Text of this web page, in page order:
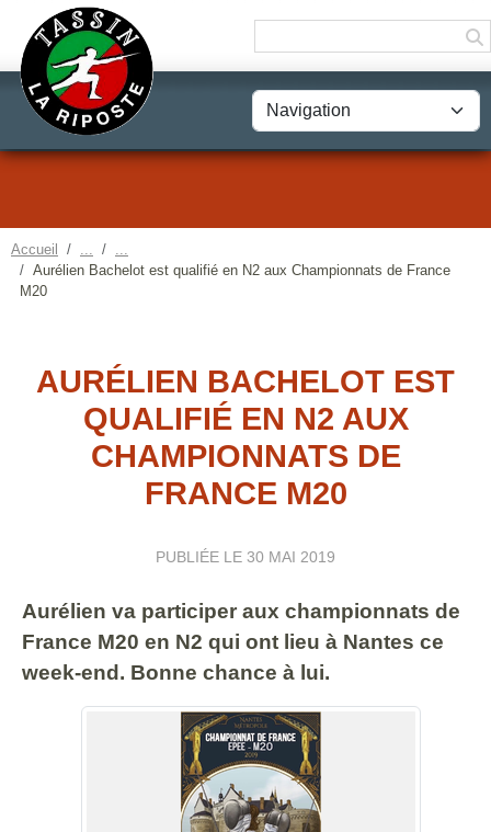
Accueil
Aurélien Bachelot est qualifié en N2 aux Championnats de France
M20
AURÉLIEN BACHELOT EST
QUALIFIÉ EN N2 AUX
CHAMPIONNATS DE
FRANCE M20
PUBLIÉE LE 30 MAI 2019
Aurélien va participer aux championnats de
France M20 en N2 qui ont lieu à Nantes ce
week-end. Bonne chance à lui.
Panneau de gestion des cookies